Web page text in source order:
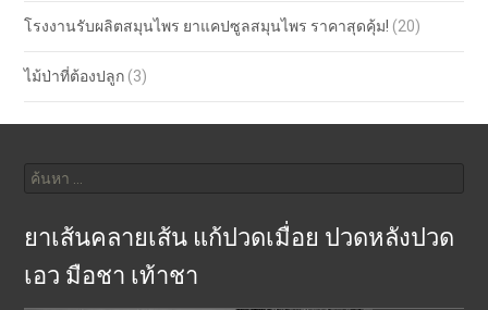
โรงงานรับผลิตสมุนไพร ยาแคปซูลสมุนไพร ราคาสุดคุ้ม! (20)
ไม้ป่าที่ต้องปลูก (3)
สำหรับ:
ยาเส้นคลายเส้น แก้ปวดเมื่อย ปวดหลังปวด
เอว มือชา เท้าชา